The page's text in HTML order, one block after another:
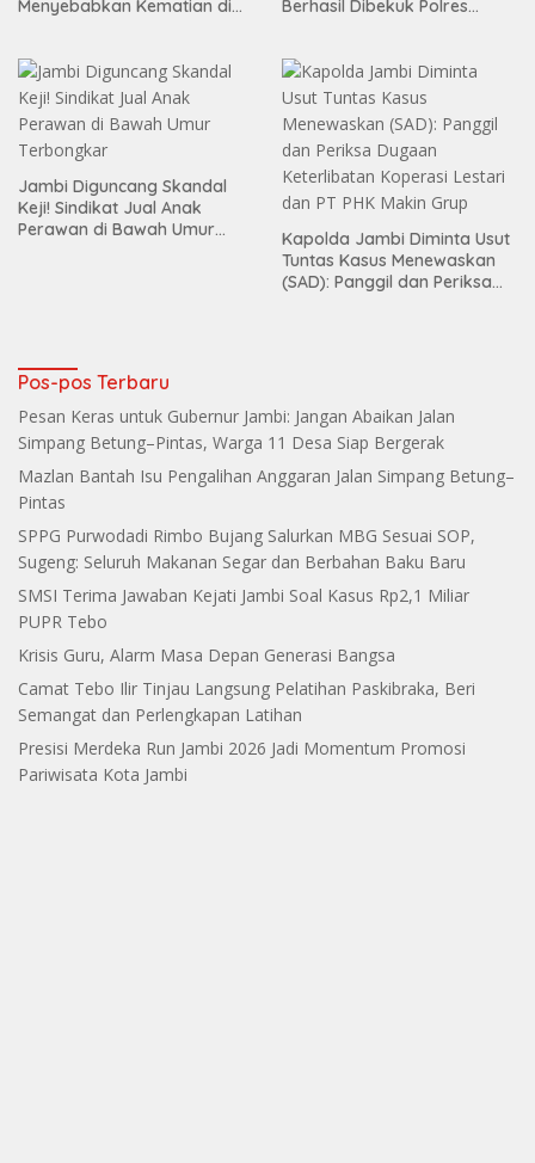
Menyebabkan Kematian di
Berhasil Dibekuk Polres
Jambi Diguncang Skandal
Keji! Sindikat Jual Anak
Perawan di Bawah Umur
Kapolda Jambi Diminta Usut
Tuntas Kasus Menewaskan
(SAD): Panggil dan Periksa
Pos-pos Terbaru
Pesan Keras untuk Gubernur Jambi: Jangan Abaikan Jalan
Simpang Betung–Pintas, Warga 11 Desa Siap Bergerak
Mazlan Bantah Isu Pengalihan Anggaran Jalan Simpang Betung–
Pintas
SPPG Purwodadi Rimbo Bujang Salurkan MBG Sesuai SOP,
Sugeng: Seluruh Makanan Segar dan Berbahan Baku Baru
SMSI Terima Jawaban Kejati Jambi Soal Kasus Rp2,1 Miliar
PUPR Tebo
Krisis Guru, Alarm Masa Depan Generasi Bangsa
Camat Tebo Ilir Tinjau Langsung Pelatihan Paskibraka, Beri
Semangat dan Perlengkapan Latihan
Presisi Merdeka Run Jambi 2026 Jadi Momentum Promosi
Pariwisata Kota Jambi